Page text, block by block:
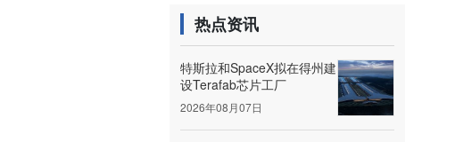
热点资讯
特斯拉和SpaceX拟在得州建
设Terafab芯片工厂
2026年08月07日